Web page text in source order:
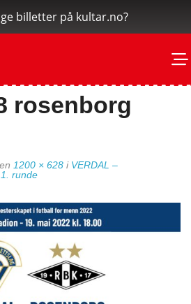
billetter på kultar.no?
rosenborg
1200 × 628 i VERDAL –
runde